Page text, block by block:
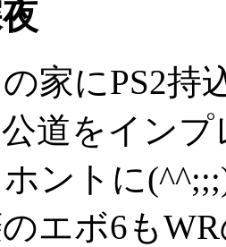
家にPS2持
道をインプ
ントに
エボ6も